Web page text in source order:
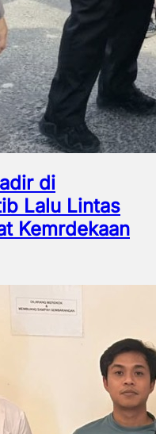
di
Lalu Lintas
Kemrdekaan